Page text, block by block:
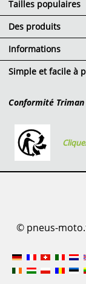
Tailles populaires
Des produits
Informations
Simple et facile à
Conformité Triman
© pneus-